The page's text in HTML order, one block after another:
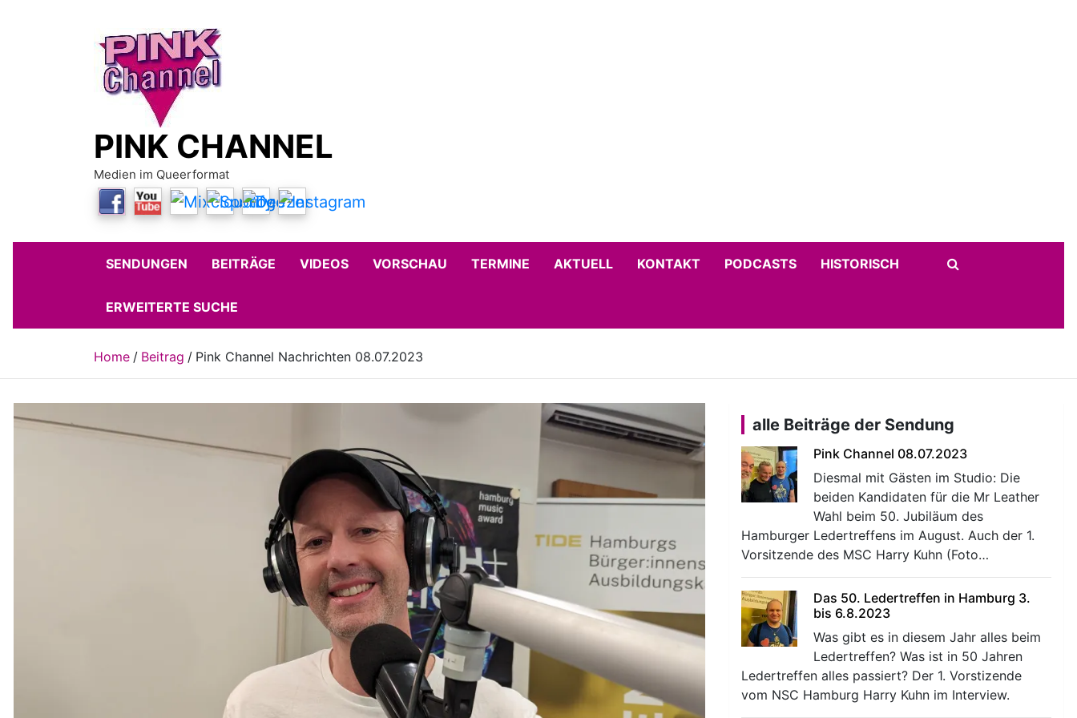
PINK CHANNEL
Medien im Queerformat
SENDUNGEN BEITRÄGE VIDEOS VORSCHAU TERMINE AKTUELL KONTAKT PODCASTS HISTORISCH
ERWEITERTE SUCHE
Home Beitrag Pink Channel Nachrichten 08.07.2023
alle Beiträge der Sendung
Pink Channel 08.07.2023
Diesmal mit Gästen im Studio: Die
beiden Kandidaten für die Mr Leather
Wahl beim 50. Jubiläum des
Hamburger Ledertreffens im August. Auch der 1.
Vorsitzende des MSC Harry Kuhn (Foto…
Das 50. Ledertreffen in Hamburg 3.
bis 6.8.2023
Was gibt es in diesem Jahr alles beim
Ledertreffen? Was ist in 50 Jahren
Ledertreffen alles passiert? Der 1. Vorstizende
vom NSC Hamburg Harry Kuhn im Interview.